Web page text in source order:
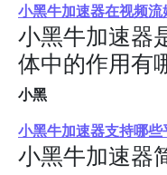
小黑牛加速器在视频
小黑牛加速器
体中的作用有
小黑
小黑牛加速器支持哪些
小黑牛加速器